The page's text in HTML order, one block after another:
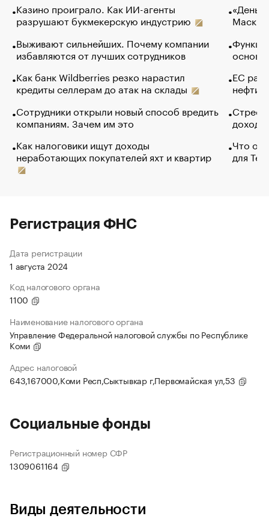
Казино проиграло. Как ИИ-агенты
разрушают букмекерскую индустрию
Выживают сильнейших. Почему компании
избавляются от лучших сотрудников
Как банк Wildberries резко нарастил
кредиты селлерам до атак на склады
Сотрудники открыли новый способ вредить
компаниям. Зачем им это
Как налоговики ищут доходы
неработающих покупателей яхт и квартир
Маск в
основ
ЕС
нефти
Что
для
Регистрация ФНС
Дата регистрации
1 августа 2024
Код налогового органа
1100
Наименование налогового органа
Управление Федеральной налоговой службы по Республике
Коми
Адрес налоговой
643,167000,Коми Респ,Сыктывкар г,Первомайская ул,53
Социальные фонды
Регистрационный номер СФР
1309061164
Виды деятельности